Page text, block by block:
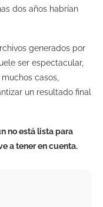
dos años habrían
generados por
ser espectacular,
casos,
un resultado final
no está lista para
a tener en cuenta.